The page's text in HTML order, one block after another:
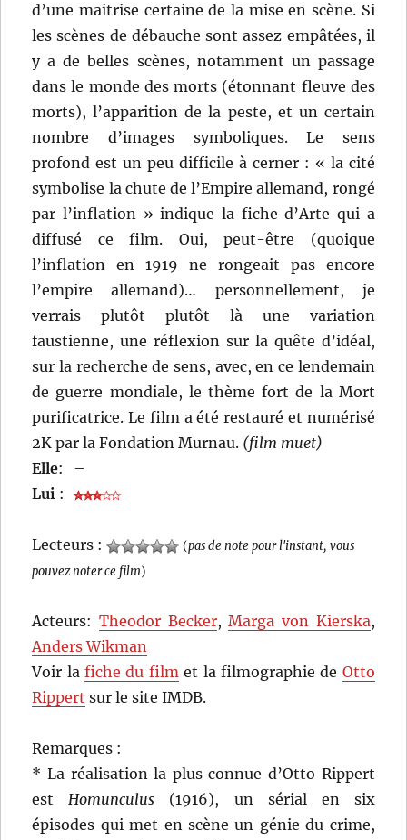
d’une maitrise certaine de la mise en scène. Si
les scènes de débauche sont assez empâtées, il
y a de belles scènes, notamment un passage
dans le monde des morts (étonnant fleuve des
morts), l’apparition de la peste, et un certain
nombre d’images symboliques. Le sens
profond est un peu difficile à cerner : « la cité
symbolise la chute de l’Empire allemand, rongé
par l’inflation » indique la fiche d’Arte qui a
diffusé ce film. Oui, peut-être (quoique
l’inflation en 1919 ne rongeait pas encore
l’empire allemand)… personnellement, je
verrais plutôt plutôt là une variation
faustienne, une réflexion sur la quête d’idéal,
sur la recherche de sens, avec, en ce lendemain
de guerre mondiale, le thème fort de la Mort
purificatrice. Le film a été restauré et numérisé
2K par la Fondation Murnau. (film muet)
Elle:
–
Lui :
Lecteurs : (pas de note pour l'instant, vous
pouvez noter ce film)
Acteurs: Theodor Becker,Marga von Kierska,
Anders Wikman
Voir lafiche du filmet la filmographie de Otto
Rippert sur le site IMDB.
Remarques :
* La réalisation la plus connue d’Otto Rippert
estHomunculus (1916), un sérial en six
épisodes qui met en scène un génie du crime,